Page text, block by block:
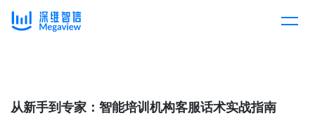
产品总览
解决方案
从新手到专家：智能培训机构客服话术实战指南